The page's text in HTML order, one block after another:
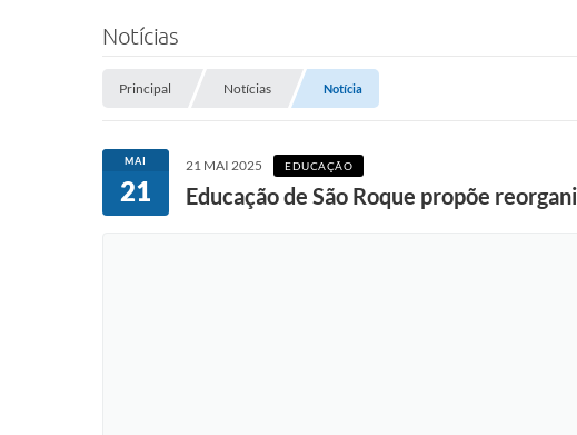
Notícias
Principal Notícias Notícia
MAI
21
21 MAI 2025 EDUCAÇÃO
Educação de São Roque propõe